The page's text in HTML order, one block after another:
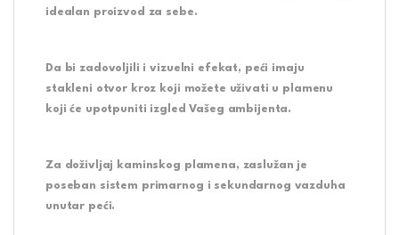
idealan proizvod za sebe.
Da bi zadovoljili i vizuelni efekat, peći imaju
stakleni otvor kroz koji možete uživati u plamenu
koji će upotpuniti izgled Vašeg ambijenta.
Za doživljaj kaminskog plamena, zaslužan je
poseban sistem primarnog i sekundarnog vazduha
unutar peći.